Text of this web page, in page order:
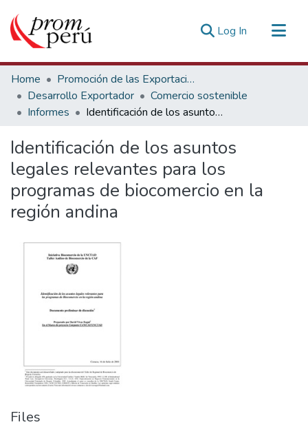
Log In (current)
Communities & Collections
All of DSpace
Statistics
Estadísticas Externas
Home
Promoción de las Exportaciones
Desarrollo Exportador
Comercio sostenible
Informes
Identificación de los asuntos legales relevantes para los programas de biocomercio en la región andina
Identificación de los asuntos
legales relevantes para los
programas de biocomercio en la
región andina
Files